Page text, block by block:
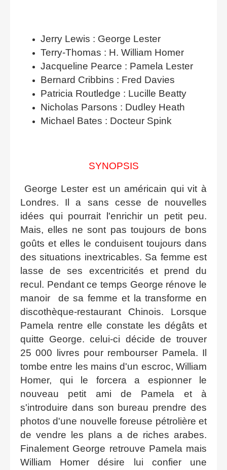
Jerry Lewis : George Lester
Terry-Thomas : H. William Homer
Jacqueline Pearce : Pamela Lester
Bernard Cribbins : Fred Davies
Patricia Routledge : Lucille Beatty
Nicholas Parsons : Dudley Heath
Michael Bates : Docteur Spink
SYNOPSIS
George Lester est un américain qui vit à
Londres. Il a sans cesse de nouvelles
idées qui pourrait l'enrichir un petit peu.
Mais, elles ne sont pas toujours de bons
goûts et elles le conduisent toujours dans
des situations inextricables. Sa femme est
lasse de ses excentricités et prend du
recul. Pendant ce temps George rénove le
manoir de sa femme et la transforme en
discothèque-restaurant Chinois. Lorsque
Pamela rentre elle constate les dégâts et
quitte George. celui-ci décide de trouver
25 000 livres pour rembourser Pamela. Il
tombe entre les mains d'un escroc, William
Homer, qui le forcera a espionner le
nouveau petit ami de Pamela et à
s'introduire dans son bureau prendre des
photos d'une nouvelle foreuse pétrolière et
de vendre les plans a de riches arabes.
Finalement George retrouve Pamela mais
William Homer désire lui confier une